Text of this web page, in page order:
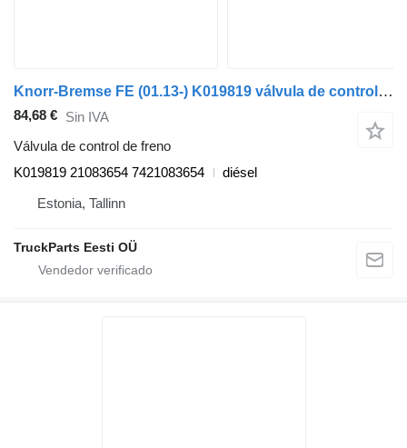
Knorr-Bremse FE (01.13-) K019819 válvula de control de freno para Volvo FL, FE (2013-) cabeza tractora
84,68 € Sin IVA
Válvula de control de freno
K019819 21083654 7421083654
diésel
Estonia, Tallinn
TruckParts Eesti OÜ